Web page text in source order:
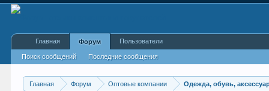
Главная Форум Оптовые компании Одежда, обувь,
Главная Форум
Поиск сообщений Последние сообщения
Пользователи